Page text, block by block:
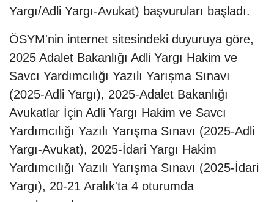
Yargı/Adli Yargı-Avukat) başvuruları başladı.
ÖSYM'nin internet sitesindeki duyuruya göre,
2025 Adalet Bakanlığı Adli Yargı Hakim ve
Savcı Yardımcılığı Yazılı Yarışma Sınavı
(2025-Adli Yargı), 2025-Adalet Bakanlığı
Avukatlar İçin Adli Yargı Hakim ve Savcı
Yardımcılığı Yazılı Yarışma Sınavı (2025-Adli
Yargı-Avukat), 2025-İdari Yargı Hakim
Yardımcılığı Yazılı Yarışma Sınavı (2025-İdari
Yargı), 20-21 Aralık'ta 4 oturumda